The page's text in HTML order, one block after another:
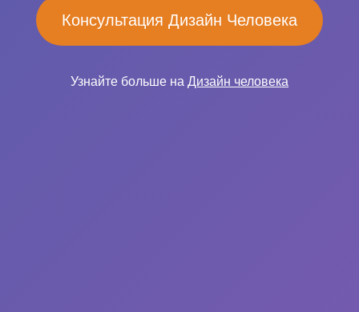
Консультация Дизайн Человека
Узнайте больше на Дизайн человека